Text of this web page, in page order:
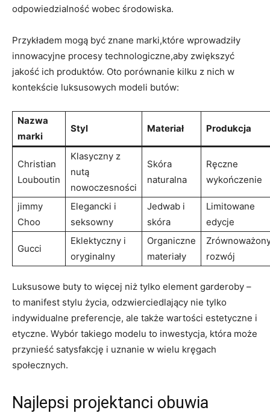
odpowiedzialność wobec środowiska.
Przykładem mogą być znane marki,które wprowadziły
‍innowacyjne procesy technologiczne,aby zwiększyć
jakość ich ‍produktów. ‍Oto porównanie kilku‌ z nich w
kontekście luksusowych modeli butów:
Nazwa
marki
Styl Materiał Produkcja
Christian
Louboutin
Klasyczny z
⁣nutą
nowoczesności
Skóra
naturalna
Ręczne
wykończenie
jimmy
Choo
Elegancki i
seksowny
Jedwab i
skóra
Limitowane
edycje
Gucci
Eklektyczny i
oryginalny
Organiczne
materiały
rozwój
Luksusowe‍ buty to więcej niż tylko ‌element ​garderoby –
to ‍manifest stylu życia, odzwierciedlający nie ‍tylko
indywidualne preferencje, ale także wartości estetyczne i⁢
etyczne. ‍Wybór takiego modelu to inwestycja,⁣ która może
⁤przynieść satysfakcję i uznanie w wielu kręgach
społecznych.
Najlepsi projektanci obuwia